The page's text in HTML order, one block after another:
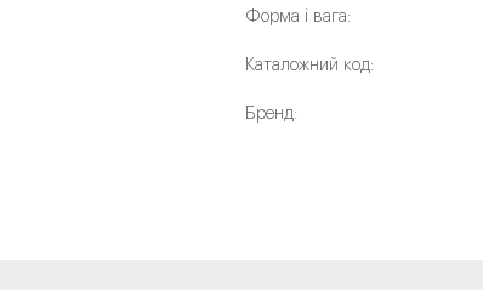
Форма і вага:
Каталожний код:
Бренд: